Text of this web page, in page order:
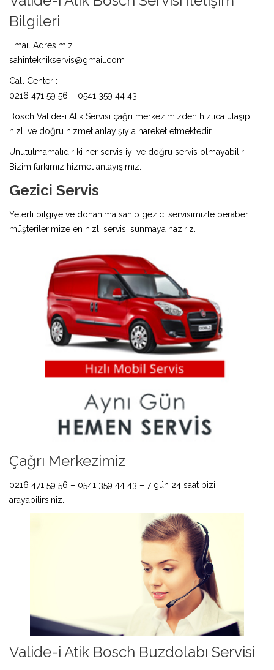
Bilgileri
Email Adresimiz
sahinteknikservis@gmail.com
Call Center :
0216 471 59 56 – 0541 359 44 43
Bosch Valide-i Atik Servisi çağrı merkezimizden hızlıca ulaşıp,
hızlı ve doğru hizmet anlayışıyla hareket etmektedir.
Unutulmamalıdır ki her servis iyi ve doğru servis olmayabilir!
Bizim farkımız hizmet anlayışımız.
Gezici Servis
Yeterli bilgiye ve donanıma sahip gezici servisimizle beraber
müşterilerimize en hızlı servisi sunmaya hazırız.
Çağrı Merkezimiz
0216 471 59 56 – 0541 359 44 43 – 7 gün 24 saat bizi
arayabilirsiniz.
Valide-i Atik Bosch Buzdolabı Servisi